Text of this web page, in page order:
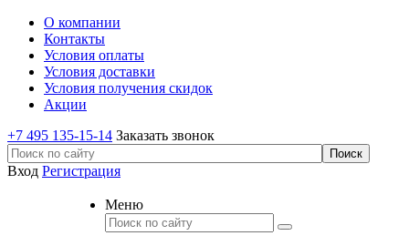
О компании
Контакты
Условия оплаты
Условия доставки
Условия получения скидок
Акции
+7 495 135-15-14 Заказать звонок
Вход Регистрация
Меню